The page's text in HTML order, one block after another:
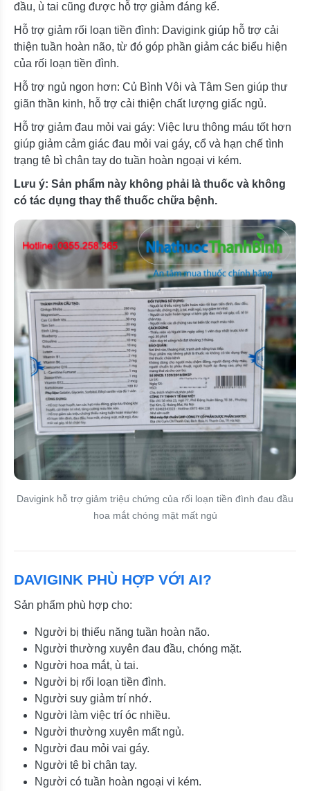
đầu, ù tai cũng được hỗ trợ giảm đáng kể.
Hỗ trợ giảm rối loạn tiền đình: Davigink giúp hỗ trợ cải
thiện tuần hoàn não, từ đó góp phần giảm các biểu hiện
của rối loạn tiền đình.
Hỗ trợ ngủ ngon hơn: Củ Bình Vôi và Tâm Sen giúp thư
giãn thần kinh, hỗ trợ cải thiện chất lượng giấc ngủ.
Hỗ trợ giảm đau mỏi vai gáy: Việc lưu thông máu tốt hơn
giúp giảm cảm giác đau mỏi vai gáy, cổ và hạn chế tình
trạng tê bì chân tay do tuần hoàn ngoại vi kém.
Lưu ý: Sản phẩm này không phải là thuốc và không
có tác dụng thay thế thuốc chữa bệnh.
Davigink hỗ trợ giảm triệu chứng của rối loạn tiền đình đau đầu
hoa mắt chóng mặt mất ngủ
DAVIGINK PHÙ HỢP VỚI AI?
Sản phẩm phù hợp cho:
Người bị thiểu năng tuần hoàn não.
Người thường xuyên đau đầu, chóng mặt.
Người hoa mắt, ù tai.
Người bị rối loạn tiền đình.
Người suy giảm trí nhớ.
Người làm việc trí óc nhiều.
Người thường xuyên mất ngủ.
Người đau mỏi vai gáy.
Người tê bì chân tay.
Người có tuần hoàn ngoại vi kém.